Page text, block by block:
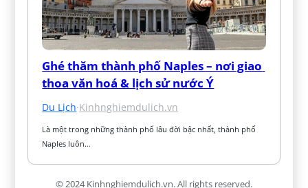
Ghé thăm thành phố Naples – nơi giao
thoa văn hoá & lịch sử nước Ý
Du Lịch·Kinhnghiemdulich.vn
Là một trong những thành phố lâu đời bậc nhất, thành phố
Naples luôn…
© 2024 Kinhnghiemdulich.vn. All rights reserved.